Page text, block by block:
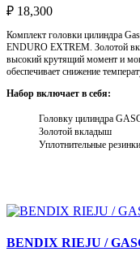
₽ 18,300
Комплект головки цилиндра
ENDURO EXTREM. Золотой
высокий крутящий момент и
обеспечивает снижение
Набор включает в себя:
Головку цилиндра
Золотой вкладыш
Уплотнительные
BENDIX RIEJU /